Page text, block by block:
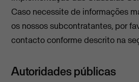
Caso necessite de informações
os nossos subcontratantes, por
contacto conforme descrito na
Autoridades públicas